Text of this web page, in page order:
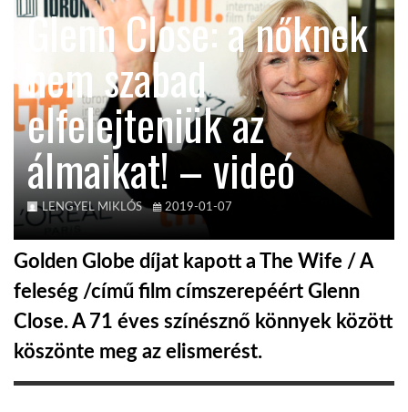
AUSZTRÁLIA
A VILÁG ITTHON
MÉDIA
Glenn Close: a nőknek
nem szabad
elfelejteniük az
álmaikat! – videó
LENGYEL MIKLÓS 2019-01-07
Golden Globe díjat kapott a The Wife / A
feleség /című film címszerepéért Glenn
Close. A 71 éves színésznő könnyek között
köszönte meg az elismerést.